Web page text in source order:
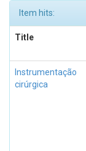
Item hits:
Title
Instrumentação
cirúrgica